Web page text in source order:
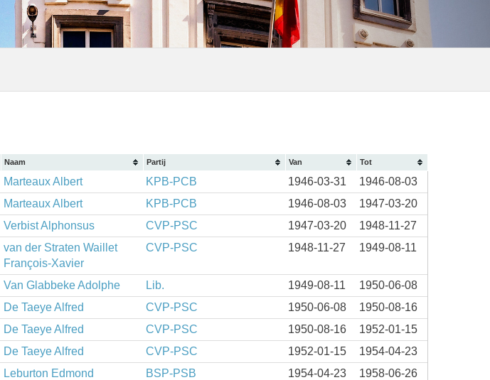
Naam Partij Van Tot
Marteaux Albert KPB-PCB 1946-03-31
1946-08-03
Marteaux Albert KPB-PCB 1946-08-03
1947-03-20
Verbist Alphonsus CVP-PSC 1947-03-20
1948-11-27
van der Straten Waillet
François-Xavier
CVP-PSC 1948-11-27 1949-08-11
Van Glabbeke Adolphe Lib. 1949-08-11
1950-06-08
De Taeye Alfred CVP-PSC 1950-06-08
1950-08-16
De Taeye Alfred CVP-PSC 1950-08-16
1952-01-15
De Taeye Alfred CVP-PSC 1952-01-15
1954-04-23
Leburton Edmond BSP-PSB 1954-04-23
1958-06-26